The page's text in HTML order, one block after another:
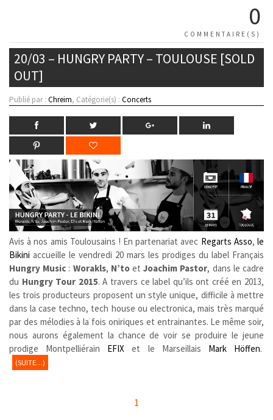
0
COMMENTAIRE(S)
20/03 – HUNGRY PARTY – TOULOUSE [SOLD
OUT]
Publié par : Chreim, Catégorie(s) : Concerts
Avis à nos amis Toulousains ! En partenariat avec Regarts Asso,le
Bikini accueille le vendredi 20 mars les prodiges du label Français
Hungry Music : Worakls, N’toetJoachim Pastor, dans le cadre
du Hungry Tour 2015. A travers ce label qu’ils ont créé en 2013,
les trois producteurs proposent un style unique, difficile à mettre
dans la case techno, tech house ou electronica, mais très marqué
par des mélodies à la fois oniriques et entrainantes. Le même soir,
nous aurons également la chance de voir se produire le jeune
prodige Montpelliérain EFIX et le Marseillais Mark Höffen.
(SUITE…)
1